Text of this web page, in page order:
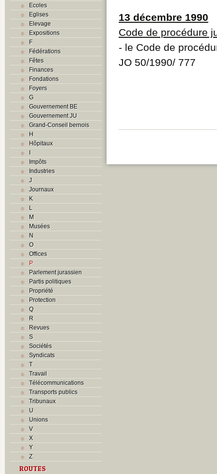
Ecoles
Eglises
Elevage
Expositions
F
Fédérations
Fêtes
Finances
Fondations
Foyers
G
Gouvernement BE
Gouvernement JU
Grand-Conseil bernois
H
Hôpitaux
I
Impôts
Industries
J
Journaux
K
L
M
Musées
N
O
Offices
P
Parlement jurassien
Partis politiques
Propriété
Protection
Q
R
Revues
S
Sociétés
Syndicats
T
Travail
Télécommunications
Transports publics
Tribunaux
U
Unions
V
X
Y
Z
ROUTES
13 décembre 1990
Code de procédure
- le Code de
JO 50/1990/ 777